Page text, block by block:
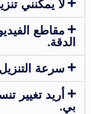
لا يمكنني
مقاطع
الدقة.
سرعة
أريد تغيير
بي.